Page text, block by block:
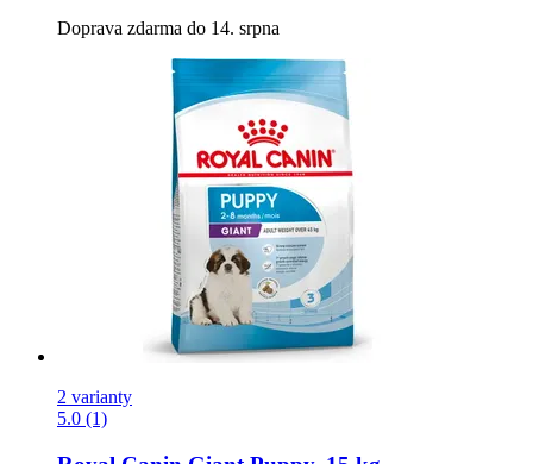
Doprava zdarma do 14. srpna
2 varianty
5.0 (1)